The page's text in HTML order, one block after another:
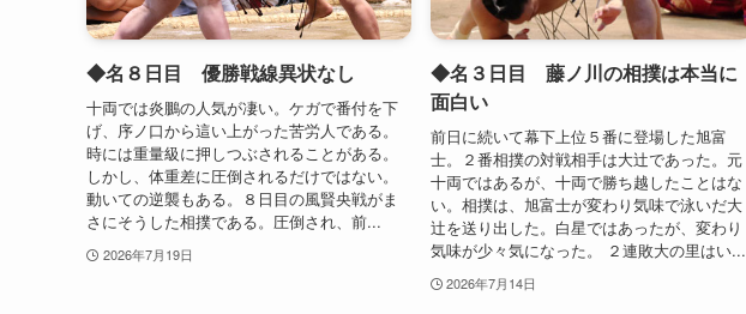
◆名８日目 優勝戦線異状なし
十両では炎鵬の人気が凄い。ケガで番付を下
げ、序ノ口から這い上がった苦労人である。
時には重量級に押しつぶされることがある。
しかし、体重差に圧倒されるだけではない。
動いての逆襲もある。８日目の風賢央戦がま
さにそうした相撲である。圧倒され、前...
2026年7月19日
◆名３日目 藤ノ川の相撲は本当に
面白い
前日に続いて幕下上位５番に登場した旭富
士。２番相撲の対戦相手は大辻であった。元
十両ではあるが、十両で勝ち越したことはな
い。相撲は、旭富士が変わり気味で泳いだ大
辻を送り出した。白星ではあったが、変わり
気味が少々気になった。 ２連敗大の里はい...
2026年7月14日